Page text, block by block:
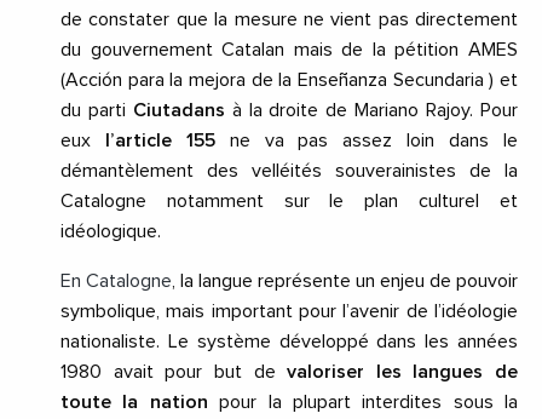
de constater que la mesure ne vient pas directement
du gouvernement Catalan mais de la pétition AMES
(Acción para la mejora de la Enseñanza Secundaria ) et
du parti Ciutadans à la droite de Mariano Rajoy. Pour
eux
l’article 155ne va pas assez loin dans le
démantèlement des velléités souverainistes de la
Catalogne notamment sur le plan culturel et
idéologique.
En Catalogne , la langue représente un enjeu de pouvoir
symbolique, mais important pour l’avenir de l’idéologie
nationaliste. Le système développé dans les années
1980 avait pour but devaloriser les langues de
toute la nation pour la plupart interdites sous la